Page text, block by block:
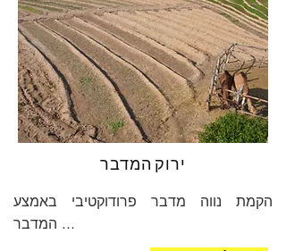
ירוק המדבר
הקמת נווה מדבר פרודוקטיבי באמצע
המדבר ...